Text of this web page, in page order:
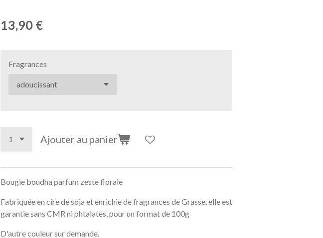
13,90 €
Fragrances
Ajouter au panier
Bougie boudha parfum zeste florale
Fabriquée en cire de soja et enrichie de fragrances de Grasse, elle est
garantie sans CMR ni phtalates, pour un format de 100g
D'autre couleur sur demande.